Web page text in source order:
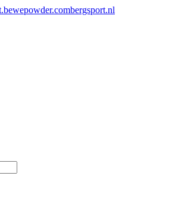
wepowder.combergsport.nl